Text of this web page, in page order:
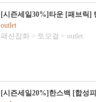
[시즌세일30%]타운 [패브릭]
outlet
패션잡화 > 토모걸 > outlet
[시즌세일20%]한스백 [합성